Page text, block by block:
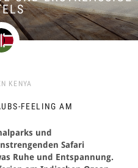
KENYA
FEELING AM
und
Safari
Ruhe und Entspannung.